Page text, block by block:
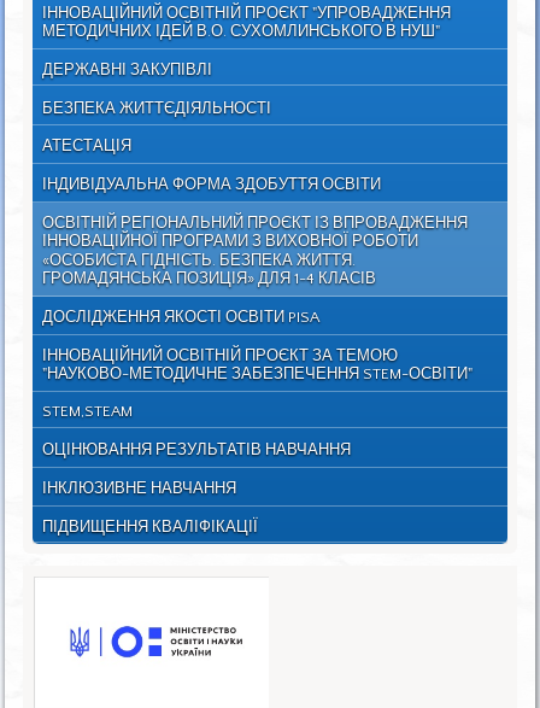
ІННОВАЦІЙНИЙ ОСВІТНІЙ ПРОЄКТ "УПРОВАДЖЕННЯ
МЕТОДИЧНИХ ІДЕЙ В.О. СУХОМЛИНСЬКОГО В НУШ"
ДЕРЖАВНІ ЗАКУПІВЛІ
БЕЗПЕКА ЖИТТЄДІЯЛЬНОСТІ
АТЕСТАЦІЯ
ІНДИВІДУАЛЬНА ФОРМА ЗДОБУТТЯ ОСВІТИ
ОСВІТНІЙ РЕГІОНАЛЬНИЙ ПРОЄКТ ІЗ ВПРОВАДЖЕННЯ
ІННОВАЦІЙНОЇ ПРОГРАМИ З ВИХОВНОЇ РОБОТИ
«ОСОБИСТА ГІДНІСТЬ. БЕЗПЕКА ЖИТТЯ.
ГРОМАДЯНСЬКА ПОЗИЦІЯ» ДЛЯ 1-4 КЛАСІВ
ДОСЛІДЖЕННЯ ЯКОСТІ ОСВІТИ PISA
ІННОВАЦІЙНИЙ ОСВІТНІЙ ПРОЄКТ ЗА ТЕМОЮ
"НАУКОВО-МЕТОДИЧНЕ ЗАБЕЗПЕЧЕННЯ STEM-ОСВІТИ"
STEM,STEAM
ОЦІНЮВАННЯ РЕЗУЛЬТАТІВ НАВЧАННЯ
ІНКЛЮЗИВНЕ НАВЧАННЯ
ПІДВИЩЕННЯ КВАЛІФІКАЦІЇ